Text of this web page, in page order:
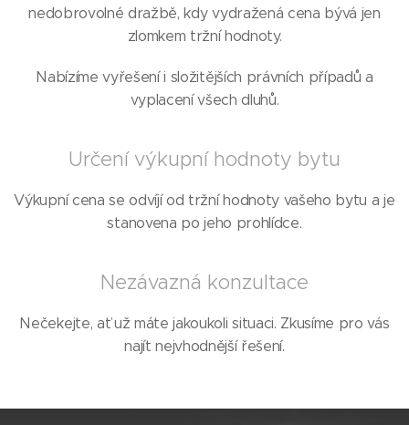
nedobrovolné dražbě, kdy vydražená cena bývá jen
zlomkem tržní hodnoty.
Nabízíme vyřešení i složitějších právních případů a
vyplacení všech dluhů.
Určení výkupní hodnoty bytu
Výkupní cena se odvíjí od tržní hodnoty vašeho bytu a je
stanovena po jeho prohlídce.
Nezávazná konzultace
Nečekejte, ať už máte jakoukoli situaci. Zkusíme pro vás
najít nejvhodnější řešení.